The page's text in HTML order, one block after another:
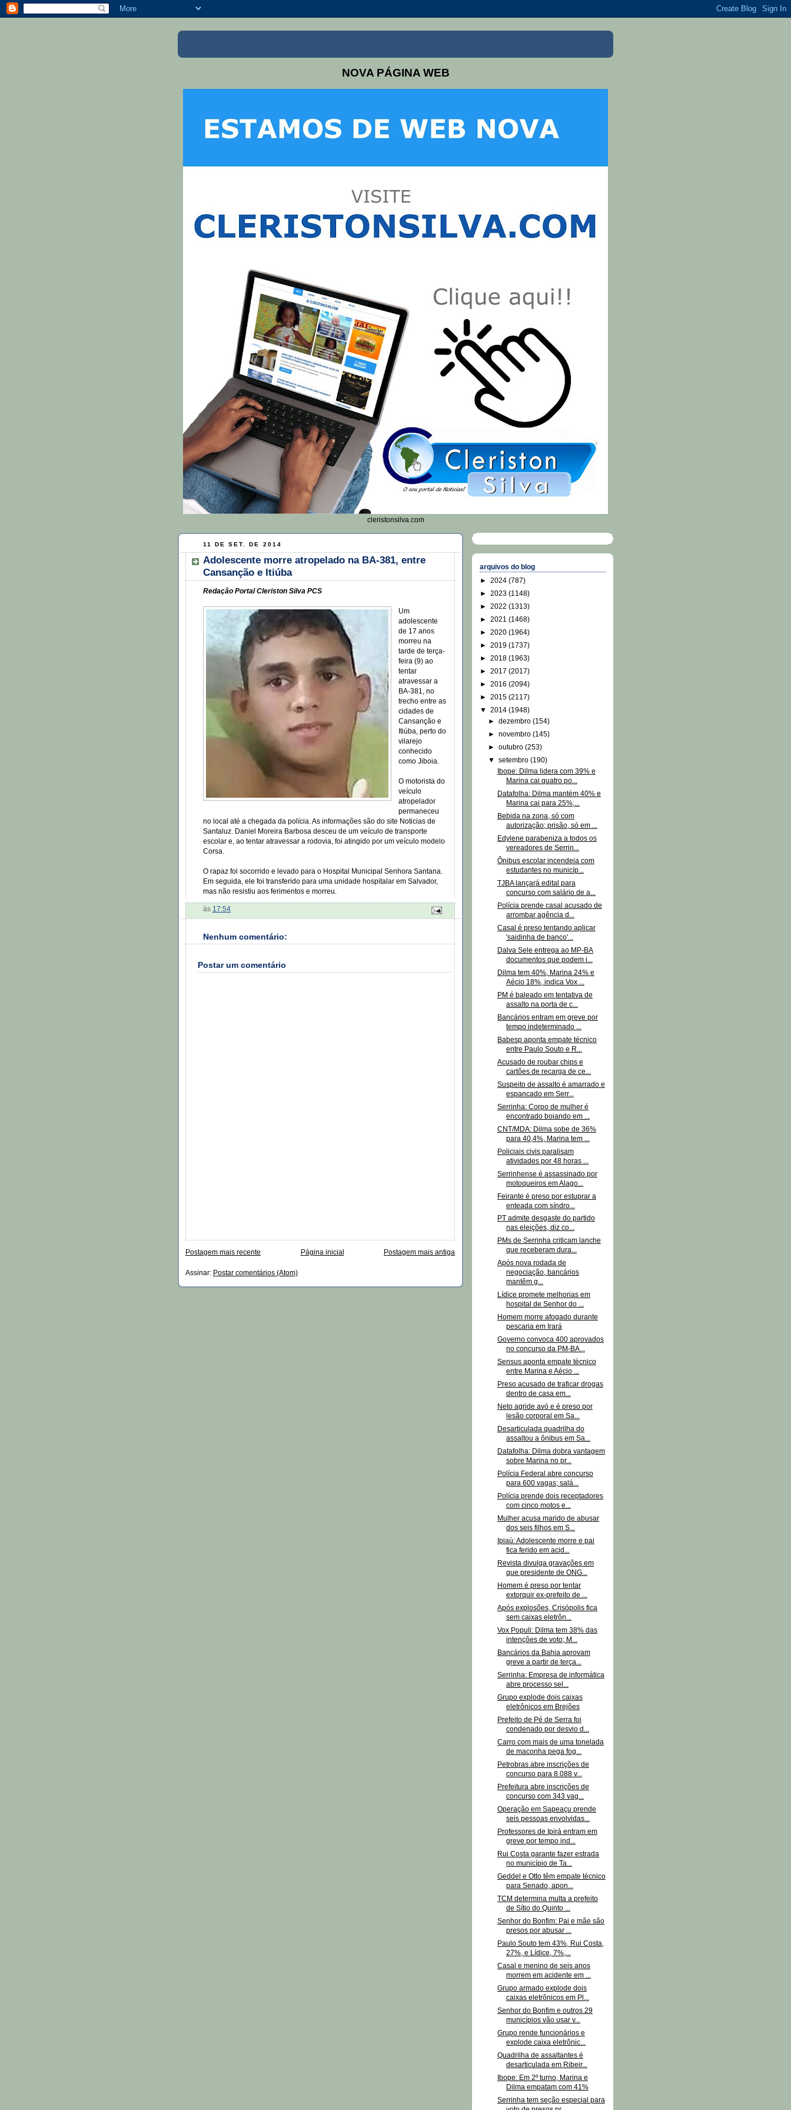
NOVA PÁGINA WEB
cleristonsilva.com
11 DE SET. DE 2014
Adolescente morre atropelado na BA-381, entre
Cansanção e Itiúba
Redação Portal Cleriston Silva PCS
Um
adolescente
de 17 anos
morreu na
tarde de terça-
feira (9) ao
tentar
atravessar a
BA-381, no
trecho entre as
cidades de
Cansanção e
Itiúba, perto do
vilarejo
conhecido
como Jiboia.
O motorista do
veículo
atropelador
permaneceu
no local até a chegada da polícia. As informações são do site Noticias de
Santaluz. Daniel Moreira Barbosa desceu de um veículo de transporte
escolar e, ao tentar atravessar a rodovia, foi atingido por um veículo modelo
Corsa.
O rapaz foi socorrido e levado para o Hospital Municipal Senhora Santana.
Em seguida, ele foi transferido para uma unidade hospitalar em Salvador,
mas não resistiu aos ferimentos e morreu.
às 17:54
Nenhum comentário:
Postar um comentário
Postagem mais recente Postagem mais antiga
Página inicial
Assinar: Postar comentários (Atom)
arquivos do blog
► 2024 (787)
► 2023 (1148)
► 2022 (1313)
► 2021 (1468)
► 2020 (1964)
► 2019 (1737)
► 2018 (1963)
► 2017 (2017)
► 2016 (2094)
► 2015 (2117)
▼ 2014 (1948)
►dezembro(154)
►novembro(145)
►outubro(253)
▼setembro(190)
Ibope: Dilma lidera com 39% e
Marina cai quatro po...
Datafolha: Dilma mantém 40% e
Marina cai para 25%;...
Bebida na zona, só com
autorização; prisão, só em ...
Edylene parabeniza a todos os
vereadores de Serrin...
Ônibus escolar incendeia com
estudantes no municíp...
TJBA lançará edital para
concurso com salário de a...
Polícia prende casal acusado de
arrombar agência d...
Casal é preso tentando aplicar
'saidinha de banco'...
Dalva Sele entrega ao MP-BA
documentos que podem i...
Dilma tem 40%, Marina 24% e
Aécio 18%, indica Vox ...
PM é baleado em tentativa de
assalto na porta de c...
Bancários entram em greve por
tempo indeterminado ...
Babesp aponta empate técnico
entre Paulo Souto e R...
Acusado de roubar chips e
cartões de recarga de ce...
Suspeito de assalto é amarrado e
espancado em Serr...
Serrinha: Corpo de mulher é
encontrado boiando em ...
CNT/MDA: Dilma sobe de 36%
para 40,4%, Marina tem ...
Policiais civis paralisam
atividades por 48 horas ...
Serrinhense é assassinado por
motoqueiros em Alago...
Feirante é preso por estuprar a
enteada com síndro...
PT admite desgaste do partido
nas eleições, diz co...
PMs de Serrinha criticam lanche
que receberam dura...
Após nova rodada de
negociação, bancários
mantêm g...
Lídice promete melhorias em
hospital de Senhor do ...
Homem morre afogado durante
pescaria em Irará
Governo convoca 400 aprovados
no concurso da PM-BA...
Sensus aponta empate técnico
entre Marina e Aécio ...
Preso acusado de traficar drogas
dentro de casa em...
Neto agride avó e é preso por
lesão corporal em Sa...
Desarticulada quadrilha do
assaltou a ônibus em Sa...
Datafolha: Dilma dobra vantagem
sobre Marina no pr...
Polícia Federal abre concurso
para 600 vagas; salá...
Polícia prende dois receptadores
com cinco motos e...
Mulher acusa marido de abusar
dos seis filhos em S...
Ipiaú: Adolescente morre e pai
fica ferido em acid...
Revista divulga gravações em
que presidente de ONG...
Homem é preso por tentar
extorquir ex-prefeito de ...
Após explosões, Crisópolis fica
sem caixas eletrôn...
Vox Populi: Dilma tem 38% das
intenções de voto; M...
Bancários da Bahia aprovam
greve a partir de terça...
Serrinha: Empresa de informática
abre processo sel...
Grupo explode dois caixas
eletrônicos em Brejões
Prefeito de Pé de Serra foi
condenado por desvio d...
Carro com mais de uma tonelada
de maconha pega fog...
Petrobras abre inscrições de
concurso para 8.088 v...
Prefeitura abre inscrições de
concurso com 343 vag...
Operação em Sapeaçu prende
seis pessoas envolvidas...
Professores de Ipirá entram em
greve por tempo ind...
Rui Costa garante fazer estrada
no município de Ta...
Geddel e Otto têm empate técnico
para Senado, apon...
TCM determina multa a prefeito
de Sítio do Quinto ...
Senhor do Bonfim: Pai e mãe são
presos por abusar ...
Paulo Souto tem 43%, Rui Costa,
27%, e Lídice, 7%,...
Casal e menino de seis anos
morrem em acidente em ...
Grupo armado explode dois
caixas eletrônicos em Pl...
Senhor do Bonfim e outros 29
municípios vão usar v...
Grupo rende funcionários e
explode caixa eletrônic...
Quadrilha de assaltantes é
desarticulada em Ribeir...
Ibope: Em 2º turno, Marina e
Dilma empatam com 41%
Serrinha tem seção especial para